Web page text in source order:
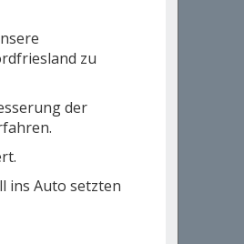
zu
der
ins Auto setzten